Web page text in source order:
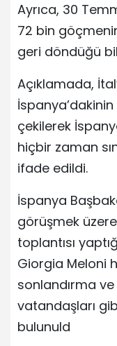
Ayrıca, 30
72 bin
geri döndüğü
Açıklamada,
çekilerek
hiçbir zaman
ifade edildi.
İspanya
görüşmek
toplantısı
Giorgia Meloni
sonlandırma
vatandaşları
bulunuld